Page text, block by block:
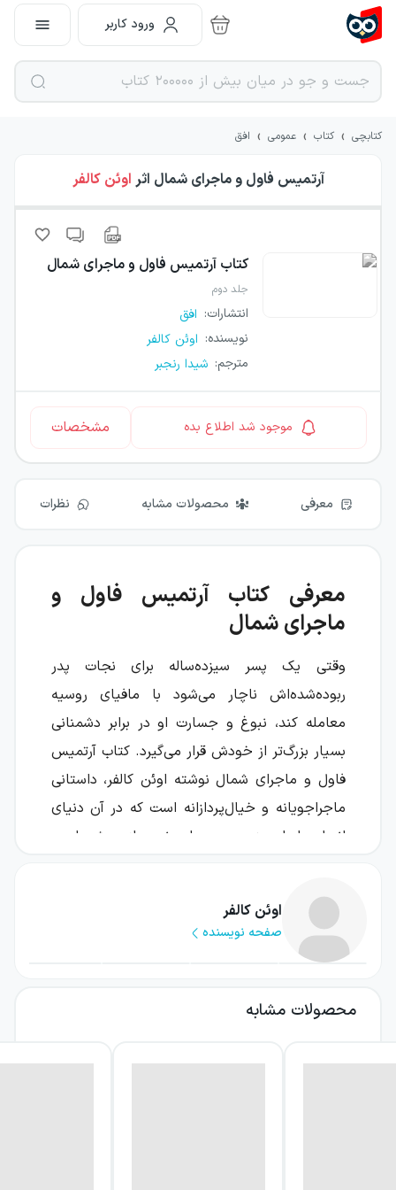
ورود کاربر
کتابچی › کتاب › عمومی › افق
آرتمیس فاول و ماجرای شمال اثر اوئن کالفر
کتاب آرتمیس فاول و ماجرای شمال
جلد دوم
انتشارات: افق
نویسنده: اوئن کالفر
مترجم: شیدا رنجبر
موجود شد اطلاع بده مشخصات
معرفی محصولات مشابه نظرات
معرفی کتاب آرتمیس فاول و
ماجرای شمال
وقتی یک پسر سیزده‌ساله برای نجات پدر
ربوده‌شده‌اش ناچار می‌شود با مافیای روسیه
معامله کند، نبوغ و جسارت او در برابر دشمنانی
بسیار بزرگ‌تر از خودش قرار می‌گیرد. کتاب آرتمیس
فاول و ماجرای شمال نوشته اوئن کالفر، داستانی
ماجراجویانه و خیال‌پردازانه است که در آن دنیای
انسان‌ها با سرزمین جن‌ها و نیروهای ویژه پلیس
آرتمیس فاول نوجوانی نابغه و ماجراجوست که در
مدرسه شبانه‌روزی زندگی می‌کند. دریافت نامه‌ای
درباره پدرش، مسیر زندگی او را تغییر می‌دهد و او
برای آزادی پدرش باید پول هنگفتی فراهم کند؛ اما
اوئن کالفر
صفحه نویسنده
محصولات مشابه